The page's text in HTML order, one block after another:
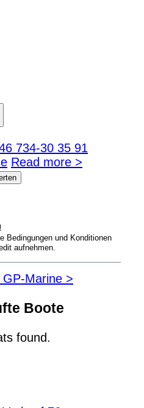
734-30 35 91
Read more >
Bedingungen und Konditionen
aufnehmen.
Marine >
Boote
found.